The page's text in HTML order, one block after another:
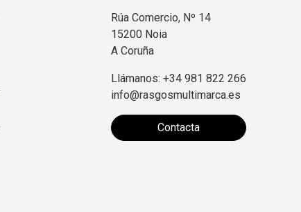
Rúa Comercio, Nº 14
15200 Noia
A Coruña
Llámanos: +34 981 822 266
info@rasgosmultimarca.es
Contacta